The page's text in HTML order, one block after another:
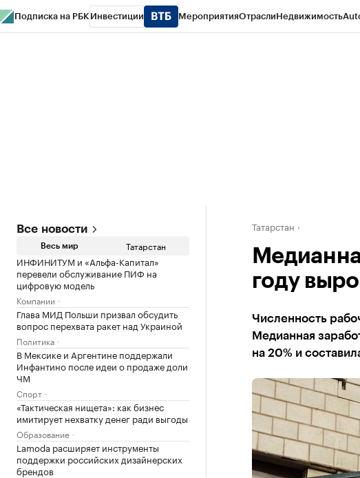
Подписка на РБК Инвестиции МероприятияОтраслиНедвижимость
Все новости
Весь мир Татарстан
ИНФИНИТУМ и «Альфа-Капитал»
перевели обслуживание ПИФ на
цифровую модель
Компании
Глава МИД Польши призвал обсудить
вопрос перехвата ракет над Украиной
Политика
В Мексике и Аргентине поддержали
Инфантино после идеи о продаже доли
ЧМ
Спорт
«Тактическая нищета»: как бизнес
имитирует нехватку денег ради выгоды
Образование
Lamoda расширяет инструменты
поддержки российских дизайнерских
брендов
Татарстан
году
Численность
Медианная
на 20% и